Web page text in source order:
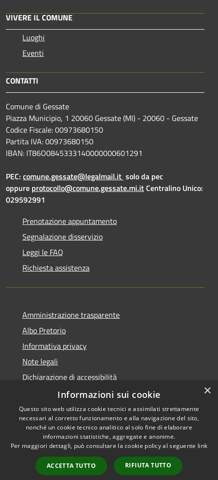
VIVERE IL COMUNE
Luoghi
Eventi
CONTATTI
Comune di Gessate
Piazza Municipio, 1 20060 Gessate (MI) - 20060 - Gessate
Codice Fiscale: 00973680150
Partita IVA: 00973680150
IBAN: IT86O0845333140000000601291
PEC: comune.gessate@legalmail.it solo da pec
oppure protocollo@comune.gessate.mi.itCentralino Unico:
029592991
Prenotazione appuntamento
Segnalazione disservizio
Leggi le FAQ
Richiesta assistenza
Amministrazione trasparente
Albo Pretorio
Informativa privacy
Note legali
Dichiarazione di accessibilità
Dichiarazione di accessibilità dal 2025
RSS
Accessibilità
Copyright © 2026 • Comune di
Gessate • Powered by
Municipium•
Accesso
redazione
×
Informazioni sui cookie
Questo sito web utilizza cookie tecnici e assimilati strettamente
necessari al corretto funzionamento e alla navigazione del sito,
nonché un cookie tecnico analitico al solo fine di elaborare
informazioni statistiche, aggregate e anonime.
Per maggiori dettagli, può consultare la cookie policy al seguente link
ACCETTA TUTTO RIFIUTA TUTTO